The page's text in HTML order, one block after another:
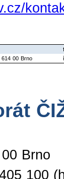
614 00 Brno
Brno
100